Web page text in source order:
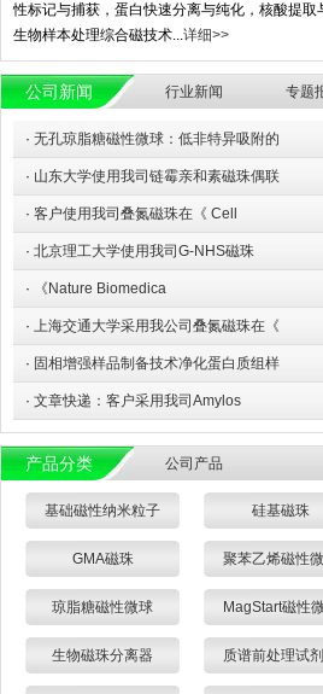
性标记与捕获，蛋白快速分离与纯化，核酸提
生物样本处理综合磁技术...详细>>
公司新闻 行业新闻 专题
· 无孔琼脂糖磁性微球：低非特异吸附的
· 山东大学使用我司链霉亲和素磁珠偶联
· 客户使用我司叠氮磁珠在《 Cell
· 北京理工大学使用我司G-NHS磁珠
· 《Nature Biomedica
· 上海交通大学采用我公司叠氮磁珠在《
· 固相增强样品制备技术净化蛋白质组样
· 文章快递：客户采用我司Amylos
产品分类 公司产品
基础磁性纳米粒子 硅基磁珠
GMA磁珠 聚苯乙烯磁性
琼脂糖磁性微球 MagStart磁性
生物磁珠分离器 质谱前处理试